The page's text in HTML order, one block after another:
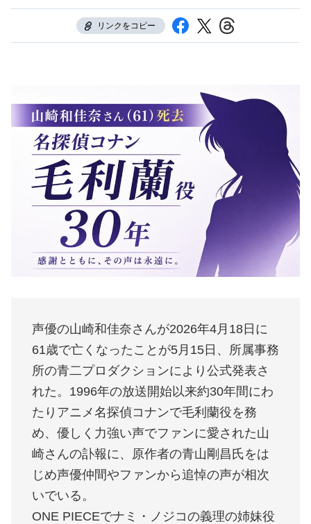
リンクをコピー
声優の山崎和佳奈さんが2026年4月18日に
61歳で亡くなったことが5月15日、所属事務
所の青二プロダクションにより公式発表さ
れた。1996年の放送開始以来約30年間にわ
たりアニメ名探偵コナンで毛利蘭役を務
め、優しく力強い声でファンに愛された山
崎さんの訃報に、原作者の青山剛昌氏をは
じめ声優仲間やファンから追悼の声が相次
いでいる。
ONE PIECEでナミ・ノジコの義理の姉妹役